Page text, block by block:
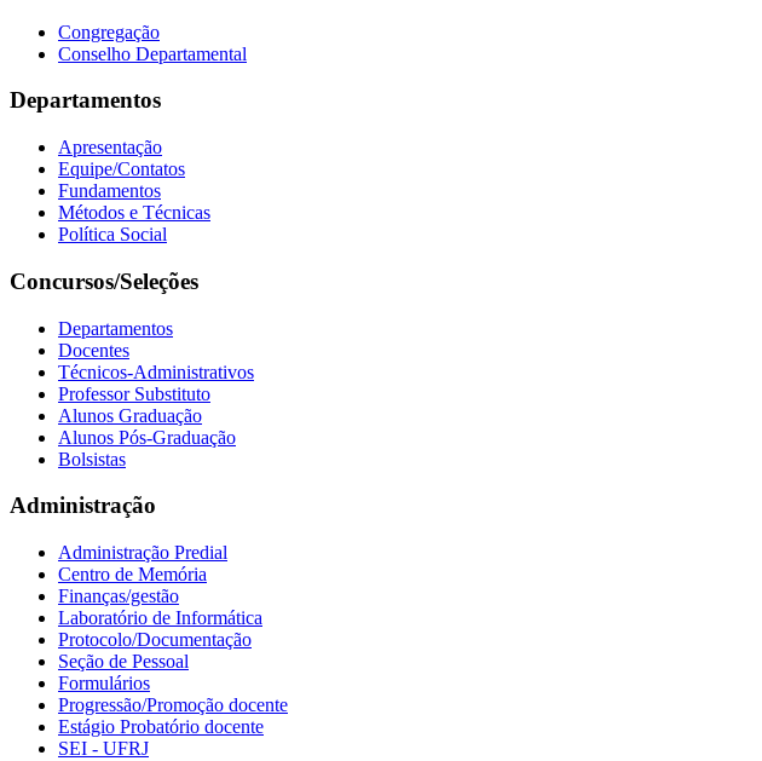
Congregação
Conselho Departamental
Departamentos
Apresentação
Equipe/Contatos
Fundamentos
Métodos e Técnicas
Política Social
Concursos/Seleções
Departamentos
Docentes
Técnicos-Administrativos
Professor Substituto
Alunos Graduação
Alunos Pós-Graduação
Bolsistas
Administração
Administração Predial
Centro de Memória
Finanças/gestão
Laboratório de Informática
Protocolo/Documentação
Seção de Pessoal
Formulários
Progressão/Promoção docente
Estágio Probatório docente
SEI - UFRJ